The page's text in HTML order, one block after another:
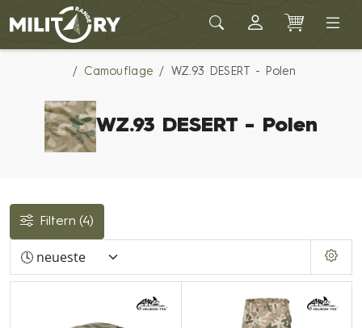
Army shop MILITARY RANGE
Camouflage WZ.93 DESERT - Polen
WZ.93 DESERT - Polen
Filtern (4)